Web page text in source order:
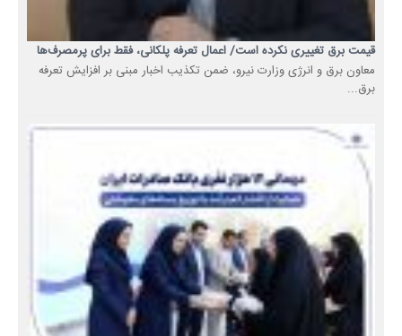
قیمت برق تغییری نکرده است/ اعمال تعرفه پلکانی، فقط برای پرمصرف‌ها
معاون برق و انرژی وزارت نیرو، ضمن تکذیب اخبار مبنی بر افزایش تعرفه
برق...